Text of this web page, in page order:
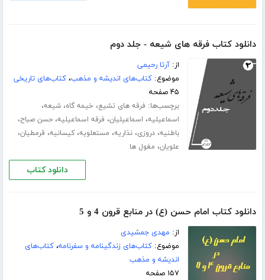
دانلود کتاب فرقه های شیعه - جلد دوم
از:آرتا رحیمی
موضوع:کتاب‌های اندیشه و مذهب،کتاب‌های تاریخی
۴۵ صفحه
برچسب‌ها: فرقه های تشیع، خیمه گاه،شیعه،
اسماعیلیه، اسماعیلیان، فرقه اسماعیلیه،حسن صباح،
باطنیه،دروزی،نذاریه، مستعلویه،کیسانیه، قرمطیان،
علویان، مغول ها
دانلود کتاب
دانلود کتاب امام حسن (ع) در منابع قرون 4 و 5
از: مهدی جمشیدی
موضوع:کتاب‌های زندگینامه و سفرنامه،کتاب‌های
اندیشه و مذهب
۱۵۷ صفحه